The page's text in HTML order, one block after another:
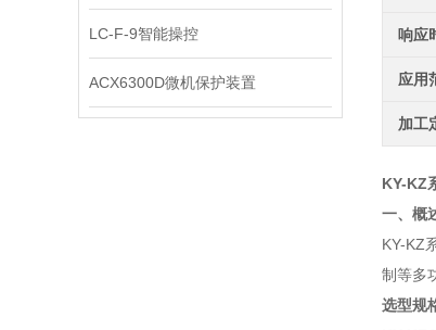
LC-F-9智能操控
ACX6300D微机保护装置
响应
应用
加工
KY-KZ
一、概
KY-KZ
制等多
选型规